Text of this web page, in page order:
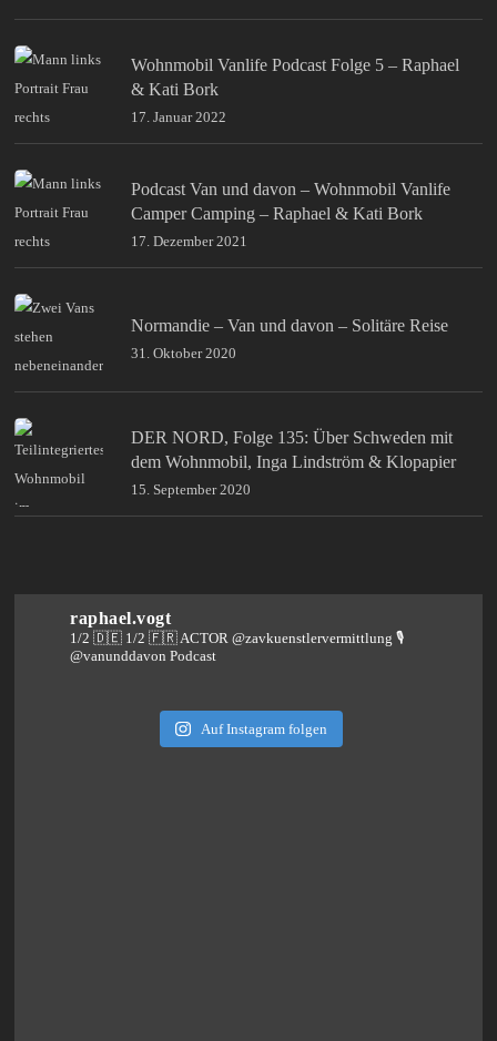
Wohnmobil Vanlife Podcast Folge 5 – Raphael
& Kati Bork
17. Januar 2022
Podcast Van und davon – Wohnmobil Vanlife
Camper Camping – Raphael & Kati Bork
17. Dezember 2021
Normandie – Van und davon – Solitäre Reise
31. Oktober 2020
DER NORD, Folge 135: Über Schweden mit
dem Wohnmobil, Inga Lindström & Klopapier
15. September 2020
raphael.vogt
1/2 🇩🇪 1/2 🇫🇷 ACTOR @zavkuenstlervermittlung🎙️
@vanunddavon Podcast
Auf Instagram folgen